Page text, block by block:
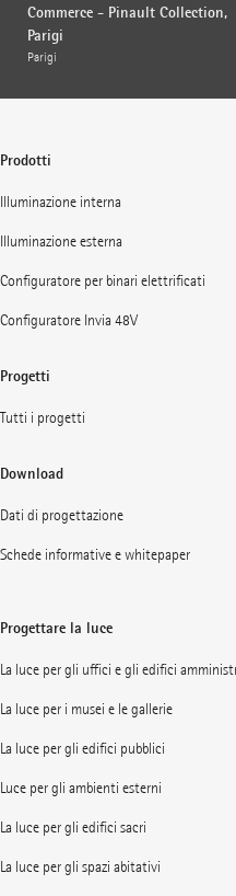
Commerce - Pinault Collection,
Parigi
Parigi
Prodotti
Illuminazione interna
Illuminazione esterna
Configuratore per binari elettrificati
Configuratore Invia 48V
Progetti
Tutti i progetti
Download
Dati di progettazione
Schede informative e whitepaper
Progettare la luce
La luce per gli uffici e gli edifici
La luce per i musei e le gallerie
La luce per gli edifici pubblici
Luce per gli ambienti esterni
La luce per gli edifici sacri
La luce per gli spazi abitativi